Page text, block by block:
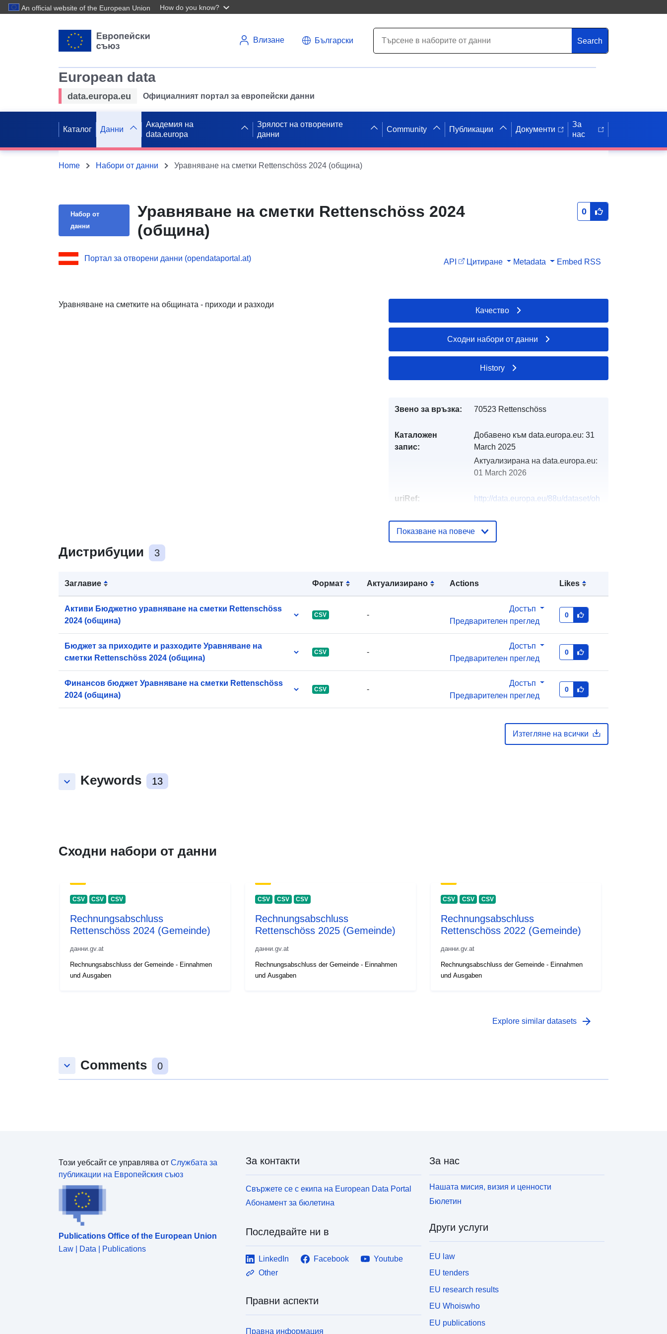
An official website of the European Union How do you know?
Влизане Български Search
European data
data.europa.eu Официалният портал за европейски данни
Каталог Данни
Академия на
data.europa
Зрялост на отворените
данни
Community Публикации Документи
За
нас
Home Набори от данни Уравняване на сметки Rettenschöss 2024 (община)
Набор от
данни
Уравняване на сметки Rettenschöss 2024
(община)
0
Портал за отворени данни (opendataportal.at) API Цитиране Metadata Embed RSS
Уравняване на сметките на общината - приходи и разходи
Дистрибуции 3
Заглавие Формат Актуализирано Actions Likes
Активи Бюджетно уравняване на сметки Rettenschöss
2024 (община)
CSV -
Достъп
Предварителен преглед
0
Бюджет за приходите и разходите Уравняване на
сметки Rettenschöss 2024 (община)
CSV -
Достъп
Предварителен преглед
0
Финансов бюджет Уравняване на сметки Rettenschöss
2024 (община)
CSV -
Достъп
Предварителен преглед
0
Изтегляне на всички
keyboard_arrow_down Keywords 13
Качество
Сходни набори от данни
History
Звено за връзка: 70523 Rettenschöss
Каталожен
запис:
Добавено към data.europa.eu: 31
March 2025
Актуализирана на data.europa.eu:
01 March 2026
uriRef:
http://data.europa.eu/88u/dataset/oh
2024-gemeinde
Показване на повече
Сходни набори от данни
CSV CSV CSV
Rechnungsabschluss
Rettenschöss 2024 (Gemeinde)
данни.gv.at
Rechnungsabschluss der Gemeinde - Einnahmen
und Ausgaben
CSV CSV CSV
Rechnungsabschluss
Rettenschöss 2025 (Gemeinde)
данни.gv.at
Rechnungsabschluss der Gemeinde - Einnahmen
und Ausgaben
CSV CSV CSV
Rechnungsabschluss
Rettenschöss 2022 (Gemeinde)
данни.gv.at
Rechnungsabschluss der Gemeinde - Einnahmen
und Ausgaben
Explore similar datasets arrow_forward
keyboard_arrow_down Comments 0
Този уебсайт се управлява от Службата за
публикации на Европейския съюз
Publications Office of the European Union
Law | Data | Publications
За контакти
Свържете се с екипа на European Data Portal
Абонамент за бюлетина
Последвайте ни в
LinkedIn Facebook
Youtube
Other
Правни аспекти
Правна информация
За нас
Нашата мисия, визия и ценности
Бюлетин
Други услуги
EU law
EU tenders
EU research results
EU Whoiswho
EU publications